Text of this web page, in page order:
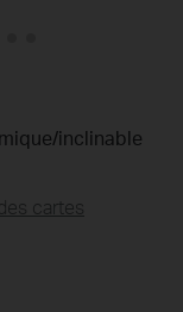
inclinable
cartes